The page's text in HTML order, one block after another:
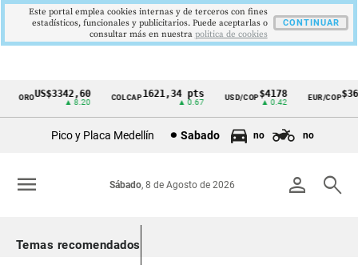
Cintillo
Colombia
OROUS$3342,60
▲ 8.20
COLCAP1621,34 pts
▲ 0.67
USD/COP$4178
▲ 0.42
EUR/COP$3639
Pico y Placa Medellín Sabado no no
person search
Sábado, 8 de Agosto de 2026
menu
Temas recomendados
Este portal emplea cookies internas y de terceros con fines
estadísticos, funcionales y publicitarios. Puede aceptarlas o
consultar más en nuestra politica de cookies
CONTINUAR